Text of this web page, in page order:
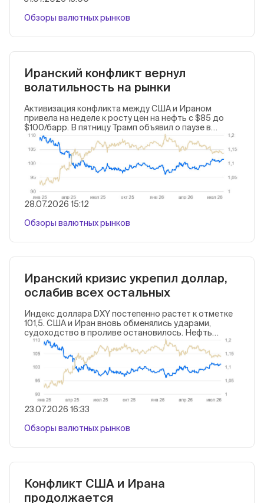
Обзоры валютных рынков
Иранский конфликт вернул
волатильность на рынки
Активизация конфликта между США и Ираном
привела на неделе к росту цен на нефть с $85 до
$100/барр. В пятницу Трамп объявил о паузе в
военных действиях для проведения переговоров.
Это было оптимистично воспринято рынком, и цена
нефти снизилась до $90/барр. Курс доллара на
неделе укрепился (+0,3%). В ближайшие дни
состоятся заседания по ставке ФРС, Банка Японии и
Банка Англии. Рынки могут быть волатильнее
обычного в случае сюрпризов, особенно со
стороны ФРС или Банка Японии.
28.07.2026 15:12
Обзоры валютных рынков
Иранский кризис укрепил доллар,
ослабив всех остальных
Индекс доллара DXY постепенно растет к отметке
101,5. США и Иран вновь обменялись ударами,
судоходство в проливе остановилось. Нефть
продолжает дорожать: сорт Brent прибавил за
неделю почти $20, приближаясь к $100 за баррель.
Доходности американских облигаций пошли вверх.
23.07.2026 16:33
Обзоры валютных рынков
Конфликт США и Ирана
продолжается